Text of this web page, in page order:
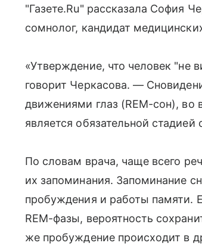
"Газете.Ru" рассказала София
сомнолог, кандидат
«Утверждение, что человек "не
говорит Черкасова. —
движениями глаз (REM-сон), во
является обязательной стадией
По словам врача, чаще всего
их запоминания. Запоминание
пробуждения и работы памяти.
REM-фазы, вероятность
же пробуждение происходит в